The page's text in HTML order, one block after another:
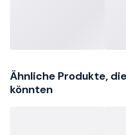
Ähnliche Produkte,
könnten